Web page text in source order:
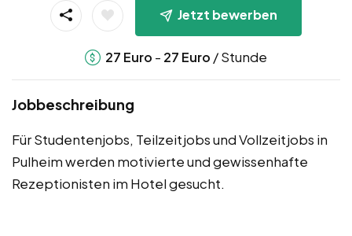
Jetzt bewerben
27 Euro - 27 Euro / Stunde
Jobbeschreibung
Für Studentenjobs, Teilzeitjobs und Vollzeitjobs in
Pulheim werden motivierte und gewissenhafte
Rezeptionisten im Hotel gesucht.